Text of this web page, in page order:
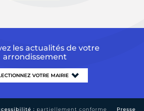
les actualités de votre
arrondissement
: partiellement conforme Presse